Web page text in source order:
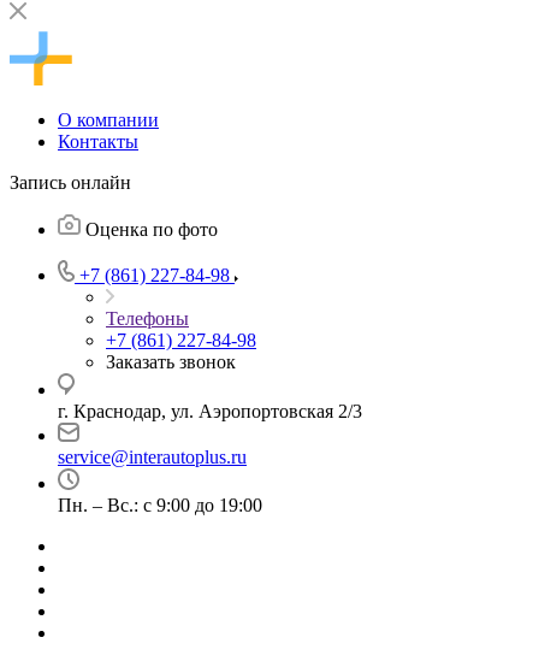
О компании
Контакты
Запись онлайн
Оценка по фото
+7 (861) 227-84-98
Телефоны
+7 (861) 227-84-98
Заказать звонок
г. Краснодар, ул. Аэропортовская 2/3
service@interautoplus.ru
Пн. – Вс.: с 9:00 до 19:00